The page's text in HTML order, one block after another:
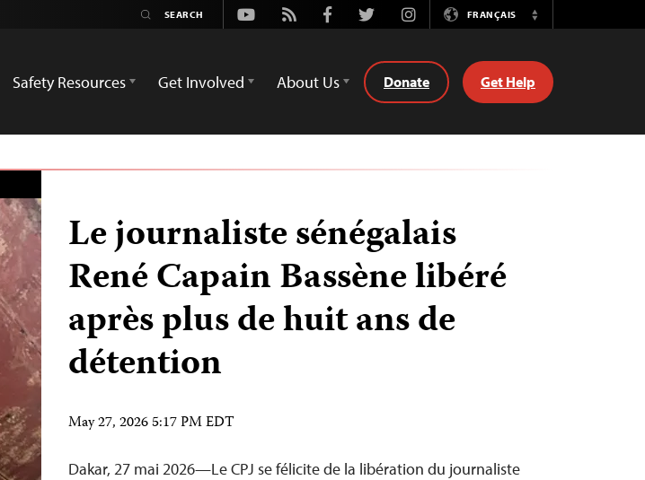
Youtube
Rss FacebookTwitterInstagramFRANÇAIS
Switch
Safety Resources Get Involved About Us Donate Get Help
Le journaliste sénégalais
René Capain Bassène libéré
après plus de huit ans de
détention
May 27, 2026 5:17 PM EDT
Dakar, 27 mai 2026—Le CPJ se félicite de la libération du journaliste